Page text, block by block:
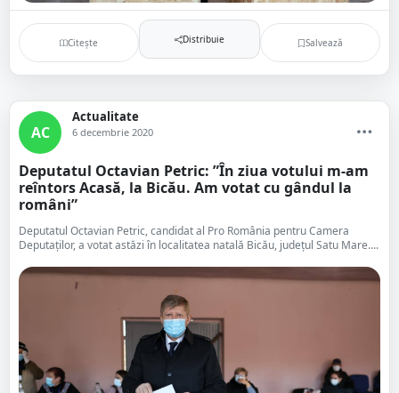
Citește Distribuie Salvează
AC
Actualitate
6 decembrie 2020
Deputatul Octavian Petric: ”În ziua votului m-am
reîntors Acasă, la Bicău. Am votat cu gândul la
români”
Deputatul Octavian Petric, candidat al Pro România pentru Camera
Deputaților, a votat astăzi în localitatea natală Bicău, județul Satu Mare....